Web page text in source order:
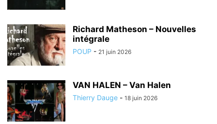
Richard Matheson – Nouvelles
intégrale
POUP - 21 juin 2026
VAN HALEN – Van Halen
Thierry Dauge - 18 juin 2026